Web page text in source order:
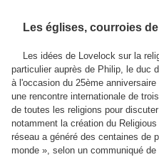
Les églises, courroies
Les idées de Lovelock sur la
particulier auprès de Philip, le duc
à l'occasion du 25ème
une rencontre internationale de
de toutes les religions pour
notamment la création du
réseau a généré des centaines de
monde », selon un communiqué